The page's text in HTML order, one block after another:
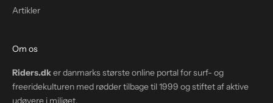
Artikler
Om os
Riders.dker danmarks største online portal for surf- og
freeridekulturen med rødder tilbage til 1999 og stiftet af aktive
udøvere i miljøet.